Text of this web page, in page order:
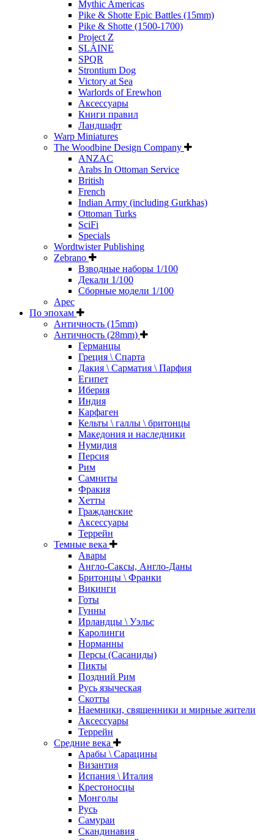
Mythic Americas
Pike & Shotte Epic Battles (15mm)
Pike & Shotte (1500-1700)
Project Z
SLÁINE
SPQR
Strontium Dog
Victory at Sea
Warlords of Erewhon
Аксессуары
Книги правил
Ландшафт
Warp Miniatures
The Woodbine Design Company
ANZAC
Arabs In Ottoman Service
British
French
Indian Army (including Gurkhas)
Ottoman Turks
SciFi
Specials
Wordtwister Publishing
Zebrano
Взводные наборы 1/100
Декали 1/100
Сборные модели 1/100
Арес
По эпохам
Античность (15mm)
Античность (28mm)
Германцы
Греция \ Спарта
Дакия \ Сарматия \ Парфия
Египет
Иберия
Индия
Карфаген
Кельты \ галлы \ бритонцы
Македония и наследники
Нумидия
Персия
Рим
Самниты
Фракия
Хетты
Гражданские
Аксессуары
Террейн
Темные века
Авары
Англо-Саксы, Англо-Даны
Бритонцы \ Франки
Викинги
Готы
Гунны
Ирландцы \ Уэльс
Каролинги
Норманны
Персы (Сасаниды)
Пикты
Поздний Рим
Русь языческая
Скотты
Наемники, священники и мирные жители
Аксессуары
Террейн
Средние века
Арабы \ Сарацины
Византия
Испания \ Италия
Крестоносцы
Монголы
Русь
Самураи
Скандинавия